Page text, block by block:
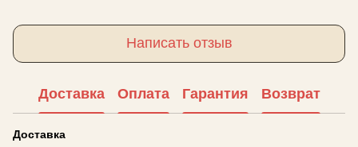
Написать отзыв
Доставка Оплата Гарантия Возврат
Доставка